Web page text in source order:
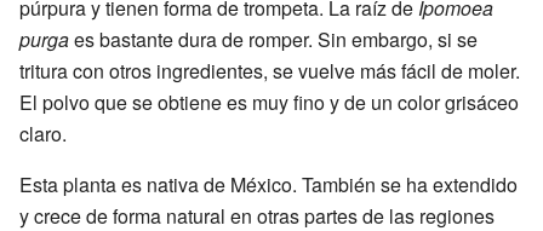
púrpura y tienen forma de trompeta. La raíz de Ipomoea
purgaes bastante dura de romper. Sin embargo, si se
tritura con otros ingredientes, se vuelve más fácil de moler.
El polvo que se obtiene es muy fino y de un color grisáceo
claro.
Esta planta es nativa de México. También se ha extendido
y crece de forma natural en otras partes de las regiones